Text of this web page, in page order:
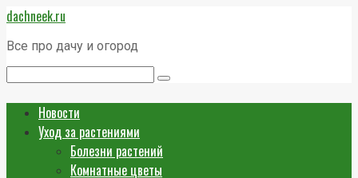
Перейти
к
контенту
dachneek.ru
Все про дачу и огород
Новости
Уход за растениями
Болезни растений
Комнатные цветы